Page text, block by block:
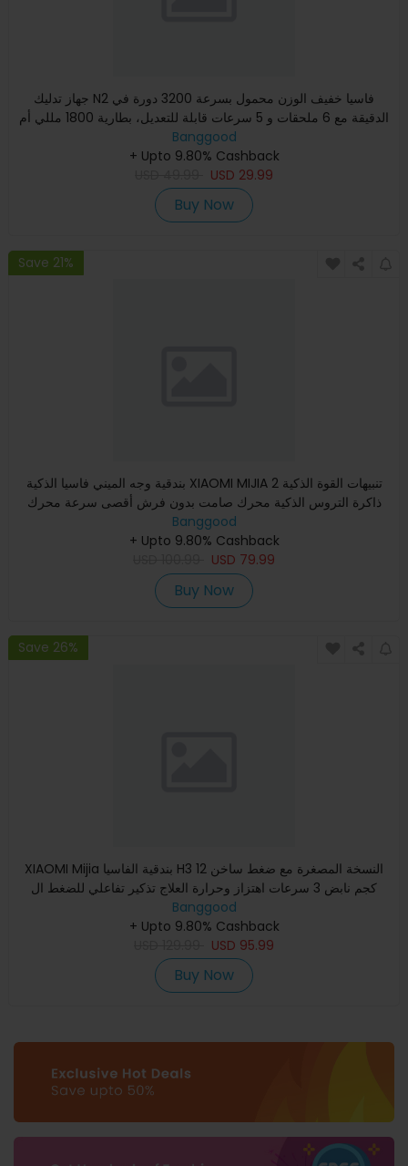
جهاز تدليك N2 فاسيا خفيف الوزن محمول بسرعة 3200 دورة في
الدقيقة مع 6 ملحقات و 5 سرعات قابلة للتعديل، بطارية 1800 مللي أم
Banggood
+ Upto 9.80% Cashback
USD 29.99
Buy Now
Save 21%
بندقية وجه الميني فاسيا الذكية XIAOMI MIJIA 2 تنبيهات القوة الذكية
ذاكرة التروس الذكية محرك صامت بدون فرش أقصى سرعة محرك
Banggood
+ Upto 9.80% Cashback
USD 79.99
Buy Now
Save 26%
XIAOMI Mijia بندقية الفاسيا H3 النسخة المصغرة مع ضغط ساخن 12
كجم نابض 3 سرعات اهتزاز وحرارة العلاج تذكير تفاعلي للضغط ال
Banggood
+ Upto 9.80% Cashback
USD 95.99
Buy Now